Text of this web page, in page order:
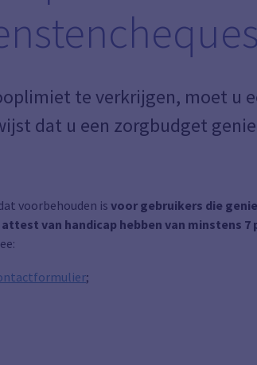
te verkrijgen, moet u
dat u een zorgbudget
voorbehouden isvoor gebruikers die
van handicap hebben van minstens 7
;